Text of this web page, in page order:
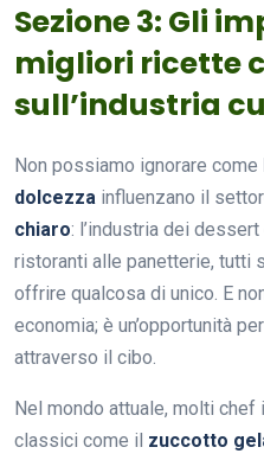
Sezione 3: Gli
migliori ricette
sull’industria
Non possiamo ignorare come
dolcezza influenzano il
chiaro: l’industria dei
ristoranti alle panetterie, tutti
offrire qualcosa di unico. E
economia; è un’opportunità
attraverso il cibo.
Nel mondo attuale, molti
classici come il zuccotto